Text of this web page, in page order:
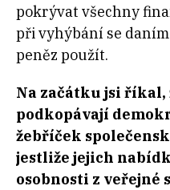
pokrývat všechny
při vyhýbání se
peněz použít.
Na začátku jsi říkal,
podkopávají
žebříček
jestliže jejich
osobnosti z veřejné